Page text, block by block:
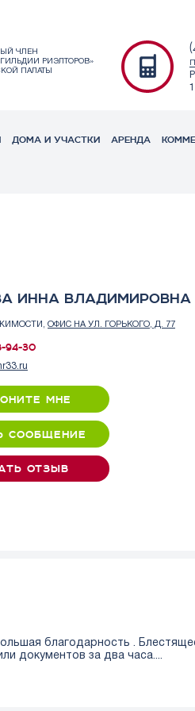
ЧЛЕН
РИЭЛТОРОВ»
ПАЛАТЫ
ДОМА И УЧАСТКИ АРЕНДА
ИННА ВЛАДИМИРОВНА
ОФИС НА УЛ. ГОРЬКОГО, Д. 77
94-30
МНЕ
СООБЩЕНИЕ
ОТЗЫВ
благодарность .
документов за два часа....